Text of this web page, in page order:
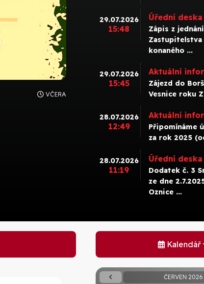
VČERA
29.07.2026
15:48
Úřední deska
Zápis z
Zastupitelstva
konaného ...
29.07.2026
15:45
Aktuální
Zájezd do
Vesnice roku
28.07.2026
12:49
Aktuální
Připomínáme
za rok 2025
28.07.2026
11:19
Úřední deska
Dodatek č. 3
ze dne
Oznice ...
Kalendář
ČERVEN 2026